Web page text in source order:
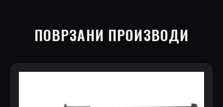
ПОВРЗАНИ ПРОИЗВОДИ